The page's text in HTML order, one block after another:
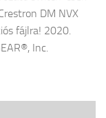
DM NVX
fájlra! 2020.
Inc.